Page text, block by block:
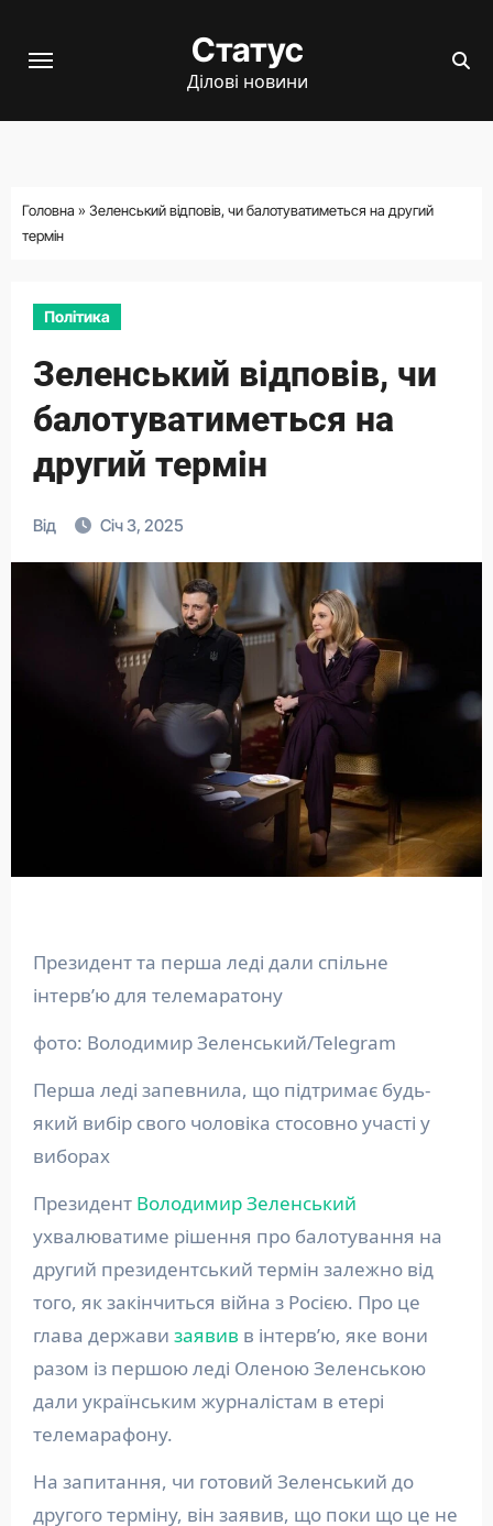
Статус
Ділові новини
Головна » Зеленський відповів, чи балотуватиметься на другий
термін
Політика
Зеленський відповів, чи
балотуватиметься на
другий термін
Від Січ 3, 2025
Президент та перша леді дали спільне
інтерв’ю для телемаратону
фото: Володимир Зеленський/Telegram
Перша леді запевнила, що підтримає будь-
який вибір свого чоловіка стосовно участі у
виборах
Президент Володимир Зеленський
ухвалюватиме рішення про балотування на
другий президентський термін залежно від
того, як закінчиться війна з Росією. Про це
глава держави заявив в інтерв’ю, яке вони
разом із першою леді Оленою Зеленською
дали українським журналістам в етері
телемарафону.
На запитання, чи готовий Зеленський до
другого терміну, він заявив, що поки що це не